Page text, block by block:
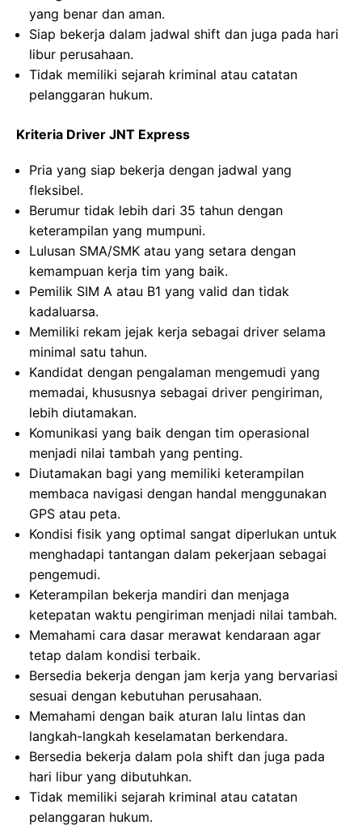
yang benar dan aman.
Siap bekerja dalam jadwal shift dan juga pada hari
libur perusahaan.
Tidak memiliki sejarah kriminal atau catatan
pelanggaran hukum.
Kriteria Driver JNT Express
Pria yang siap bekerja dengan jadwal yang
fleksibel.
Berumur tidak lebih dari 35 tahun dengan
keterampilan yang mumpuni.
Lulusan SMA/SMK atau yang setara dengan
kemampuan kerja tim yang baik.
Pemilik SIM A atau B1 yang valid dan tidak
kadaluarsa.
Memiliki rekam jejak kerja sebagai driver selama
minimal satu tahun.
Kandidat dengan pengalaman mengemudi yang
memadai, khususnya sebagai driver pengiriman,
lebih diutamakan.
Komunikasi yang baik dengan tim operasional
menjadi nilai tambah yang penting.
Diutamakan bagi yang memiliki keterampilan
membaca navigasi dengan handal menggunakan
GPS atau peta.
Kondisi fisik yang optimal sangat diperlukan untuk
menghadapi tantangan dalam pekerjaan sebagai
pengemudi.
Keterampilan bekerja mandiri dan menjaga
ketepatan waktu pengiriman menjadi nilai tambah.
Memahami cara dasar merawat kendaraan agar
tetap dalam kondisi terbaik.
Bersedia bekerja dengan jam kerja yang bervariasi
sesuai dengan kebutuhan perusahaan.
Memahami dengan baik aturan lalu lintas dan
langkah-langkah keselamatan berkendara.
Bersedia bekerja dalam pola shift dan juga pada
hari libur yang dibutuhkan.
Tidak memiliki sejarah kriminal atau catatan
pelanggaran hukum.